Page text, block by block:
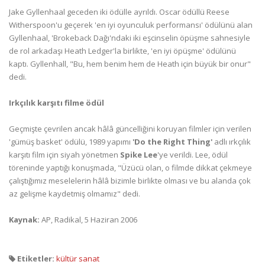
Jake Gyllenhaal geceden iki ödülle ayrıldı. Oscar ödüllü Reese
Witherspoon'u geçerek 'en iyi oyunculuk performansı' ödülünü alan
Gyllenhaal, 'Brokeback Dağı'ndaki iki eşcinselin öpüşme sahnesiyle
de rol arkadaşı Heath Ledger'la birlikte, 'en iyi öpüşme' ödülünü
kaptı. Gyllenhall, "Bu, hem benim hem de Heath için büyük bir onur"
dedi.
Irkçılık karşıtı filme ödül
Geçmişte çevrilen ancak hâlâ güncelliğini koruyan filmler için verilen
'gümüş basket' ödülü, 1989 yapımı 'Do the Right Thing' adlı ırkçılık
karşıtı film için siyah yönetmen Spike Lee'ye verildi. Lee, ödül
töreninde yaptığı konuşmada, "Üzücü olan, o filmde dikkat çekmeye
çalıştığımız meselelerin hâlâ bizimle birlikte olması ve bu alanda çok
az gelişme kaydetmiş olmamız" dedi.
Kaynak: AP, Radikal, 5 Haziran 2006
Etiketler: kültür sanat